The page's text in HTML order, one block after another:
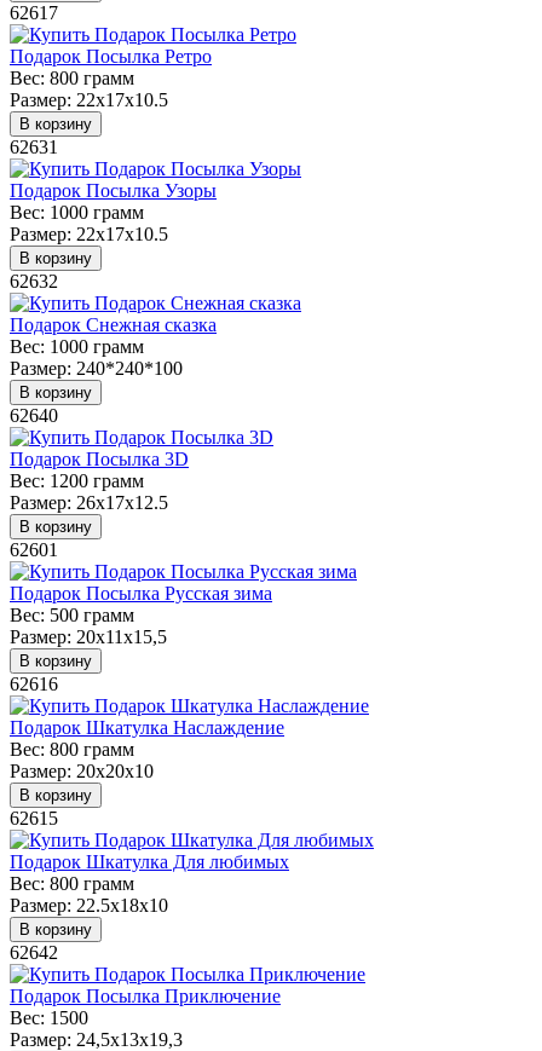
62617
Подарок Посылка Ретро
Вес: 800 грамм
Размер: 22х17х10.5
В корзину
62631
Подарок Посылка Узоры
Вес: 1000 грамм
Размер: 22х17х10.5
В корзину
62632
Подарок Снежная сказка
Вес: 1000 грамм
Размер: 240*240*100
В корзину
62640
Подарок Посылка 3D
Вес: 1200 грамм
Размер: 26х17х12.5
В корзину
62601
Подарок Посылка Русская зима
Вес: 500 грамм
Размер: 20х11х15,5
В корзину
62616
Подарок Шкатулка Наслаждение
Вес: 800 грамм
Размер: 20х20х10
В корзину
62615
Подарок Шкатулка Для любимых
Вес: 800 грамм
Размер: 22.5x18x10
В корзину
62642
Подарок Посылка Приключение
Вес: 1500
Размер: 24,5x13x19,3